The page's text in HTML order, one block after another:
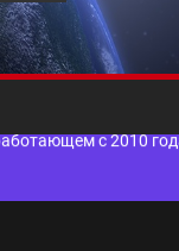
с 2010 года